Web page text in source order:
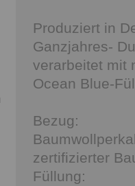
Produziert in
Ganzjahres-
verarbeitet mit
Ocean Blue-
Bezug:
zertifizierter
Füllung: